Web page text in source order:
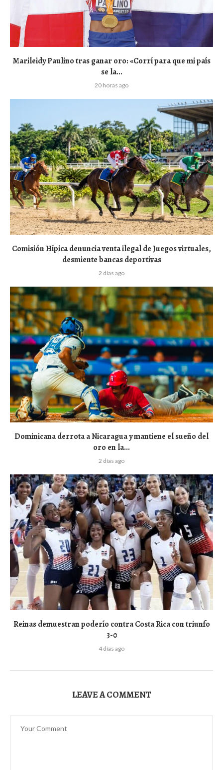
Marileidy Paulino tras ganar oro: «Corrí para que mi país
se la...
20 horas ago
Comisión Hípica denuncia venta ilegal de Juegos virtuales,
desmiente bancas deportivas
2 días ago
Dominicana derrota a Nicaragua y mantiene el sueño del
oro en la...
2 días ago
Reinas demuestran poderío contra Costa Rica con triunfo
3-0
4 días ago
LEAVE A COMMENT